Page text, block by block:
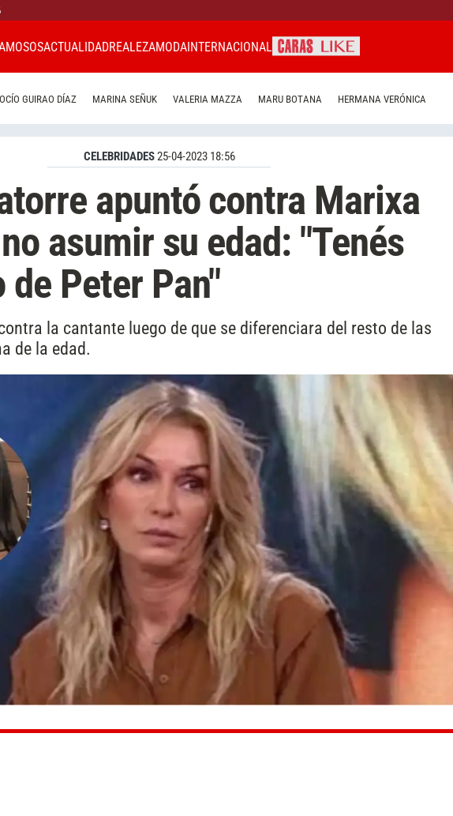
ACTUALIDADREALEZAMODAINTERNACIONAL
GUIRAO DÍAZ MARINA SEÑUK VALERIA MAZZA MARU BOTANA HERMANA VERÓNICA
CELEBRIDADES25-04-2023 18:56
apuntó contra Marixa
asumir su edad: "Tenés
Peter Pan"
la cantante luego de que se diferenciara del resto de las
de la edad.